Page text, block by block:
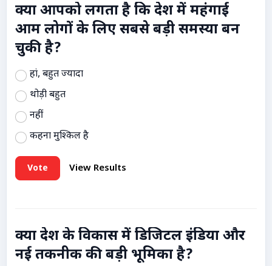
क्या आपको लगता है कि देश में महंगाई
आम लोगों के लिए सबसे बड़ी समस्या बन
चुकी है?
हां, बहुत ज्यादा
थोड़ी बहुत
नहीं
कहना मुश्किल है
Vote View Results
क्या देश के विकास में डिजिटल इंडिया और
नई तकनीक की बड़ी भूमिका है?